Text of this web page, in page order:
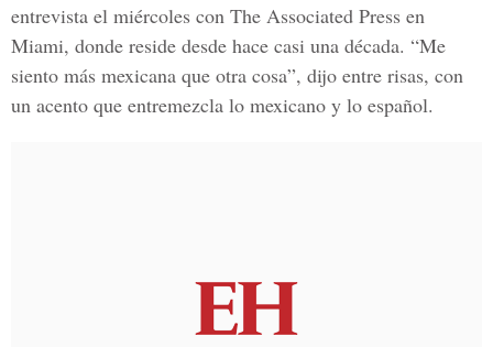
entrevista el miércoles con The Associated Press en
Miami, donde reside desde hace casi una década. “Me
siento más mexicana que otra cosa”, dijo entre risas, con
un acento que entremezcla lo mexicano y lo español.